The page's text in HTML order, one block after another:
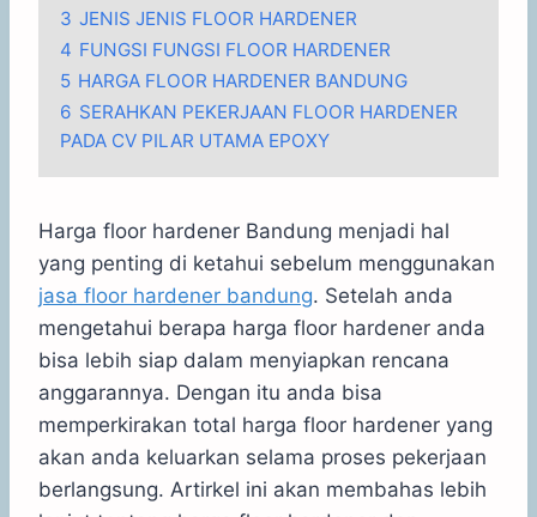
3 JENIS JENIS FLOOR HARDENER
4 FUNGSI FUNGSI FLOOR HARDENER
5 HARGA FLOOR HARDENER BANDUNG
6 SERAHKAN PEKERJAAN FLOOR HARDENER
PADA CV PILAR UTAMA EPOXY
Harga floor hardener Bandung menjadi hal
yang penting di ketahui sebelum menggunakan
jasa floor hardener bandung. Setelah anda
mengetahui berapa harga floor hardener anda
bisa lebih siap dalam menyiapkan rencana
anggarannya. Dengan itu anda bisa
memperkirakan total harga floor hardener yang
akan anda keluarkan selama proses pekerjaan
berlangsung. Artirkel ini akan membahas lebih